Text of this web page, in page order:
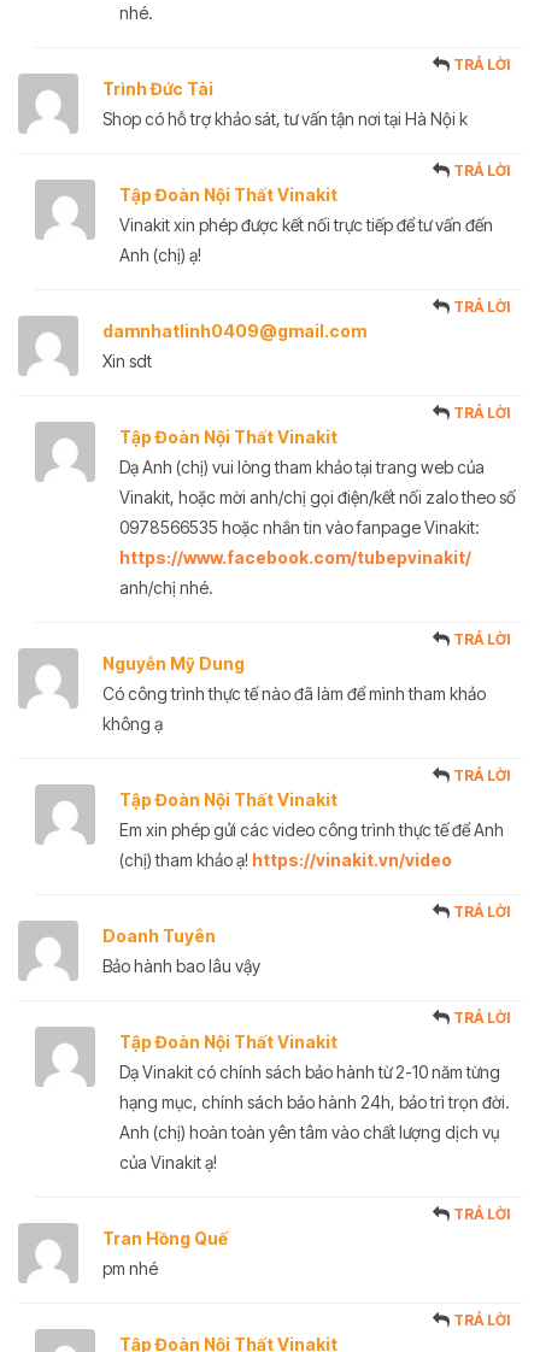
nhé.
Trình Đức Tài
TRẢ LỜI
Shop có hỗ trợ khảo sát, tư vấn tận nơi tại Hà Nội k
Tập Đoàn Nội Thất Vinakit
TRẢ LỜI
Vinakit xin phép được kết nối trực tiếp để tư vấn đến
Anh (chị) ạ!
damnhatlinh0409@gmail.com
TRẢ LỜI
Xin sdt
Tập Đoàn Nội Thất Vinakit
TRẢ LỜI
Dạ Anh (chị) vui lòng tham khảo tại trang web của
Vinakit, hoặc mời anh/chị gọi điện/kết nối zalo theo số
0978566535 hoặc nhắn tin vào fanpage Vinakit:
https://www.facebook.com/tubepvinakit/
anh/chị nhé.
Nguyễn Mỹ Dung
TRẢ LỜI
Có công trình thực tế nào đã làm để mình tham khảo
không ạ
Tập Đoàn Nội Thất Vinakit
TRẢ LỜI
Em xin phép gửi các video công trình thực tế để Anh
(chị) tham khảo ạ! https://vinakit.vn/video
Doanh Tuyên
TRẢ LỜI
Bảo hành bao lâu vậy
Tập Đoàn Nội Thất Vinakit
TRẢ LỜI
Dạ Vinakit có chính sách bảo hành từ 2-10 năm từng
hạng mục, chính sách bảo hành 24h, bảo trì trọn đời.
Anh (chị) hoàn toàn yên tâm vào chất lượng dịch vụ
của Vinakit ạ!
Tran Hồng Quế
TRẢ LỜI
pm nhé
Tập Đoàn Nội Thất Vinakit
TRẢ LỜI